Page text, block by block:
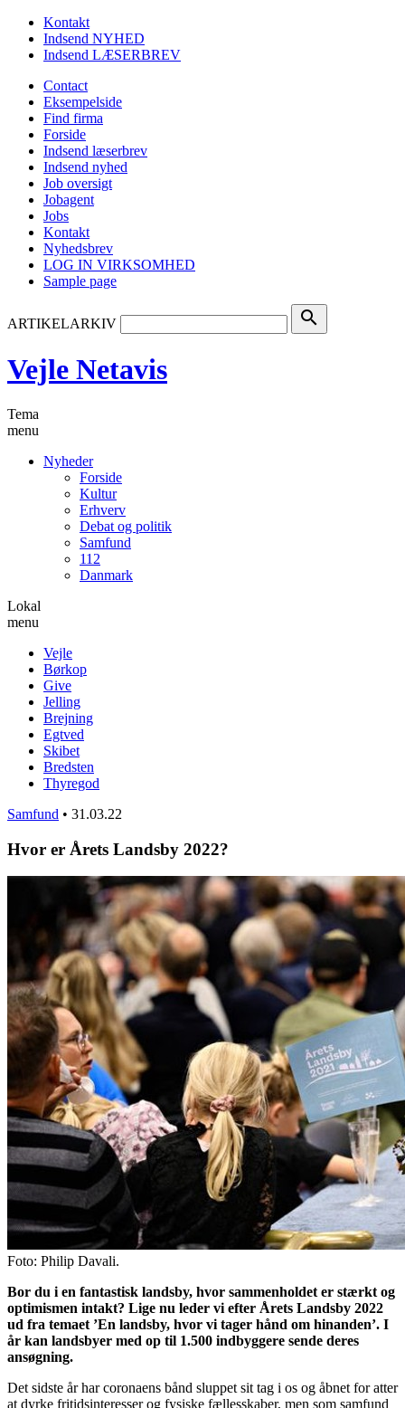
Kontakt
Indsend NYHED
Indsend LÆSERBREV
Contact
Eksempelside
Find firma
Forside
Indsend læserbrev
Indsend nyhed
Job oversigt
Jobagent
Jobs
Kontakt
Nyhedsbrev
LOG IN VIRKSOMHED
Sample page
ARTIKELARKIV search
Vejle Netavis
Tema
menu
Nyheder
Forside
Kultur
Erhverv
Debat og politik
Samfund
112
Danmark
Lokal
menu
Vejle
Børkop
Give
Jelling
Brejning
Egtved
Skibet
Bredsten
Thyregod
Samfund • 31.03.22
Hvor er Årets Landsby 2022?
Foto: Philip Davali.
Bor du i en fantastisk landsby, hvor sammenholdet er stærkt og
optimismen intakt? Lige nu leder vi efter Årets Landsby 2022
ud fra temaet ’En landsby, hvor vi tager hånd om hinanden’. I
år kan landsbyer med op til 1.500 indbyggere sende deres
ansøgning.
Det sidste år har coronaens bånd sluppet sit tag i os og åbnet for atter
at dyrke fritidsinteresser og fysiske fællesskaber, men som samfund